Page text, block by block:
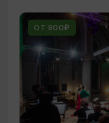
ОТ 800₽